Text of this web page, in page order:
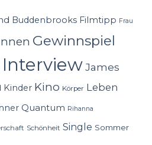
Buddenbrooks Filmtipp Frau
Gewinnspiel
InterviewJames
Kinder Kino Körper Leben
Quantum Rihanna
Schönheit Single Sommer